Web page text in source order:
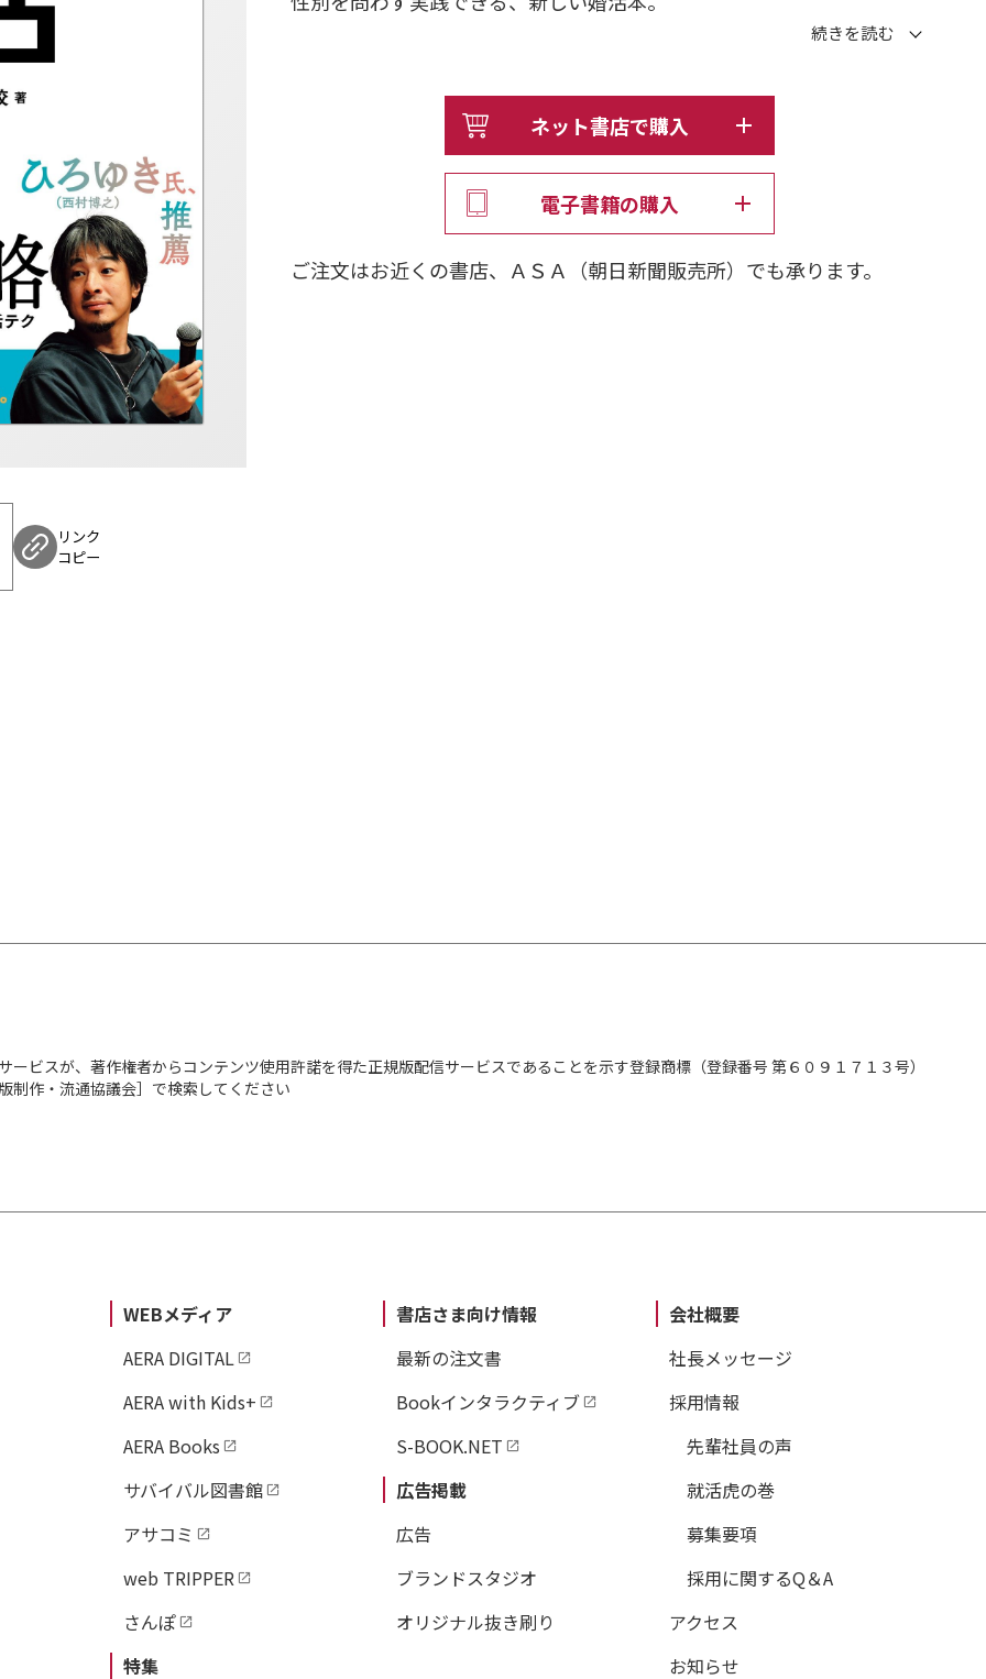
リンク
コピー
①「幸せが50年つづく結婚」を実現するための思考法が身につく
②今日から実践できる婚活テクニックがわかる
③マンガ＆会話で楽しく読める
④タイプ診断＆ワークシートで“自分に合う婚活”が明確に
ネット書店で購入
電子書籍の購入
ご注文はお近くの書店、ＡＳＡ（朝日新聞販売所）でも承ります。
ビスが、著作権者からコンテンツ使用許諾を得た正規版配信サービスであることを示す登録商標（登録番号 第６０９１７１３号）
制作・流通協議会］で検索してください
WEBメディア
AERA DIGITAL
AERA with Kids+
AERA Books
サバイバル図書館
アサコミ
web TRIPPER
さんぽ
特集
書店さま向け情報
最新の注文書
Bookインタラクティブ
S-BOOK.NET
広告掲載
広告
ブランドスタジオ
オリジナル抜き刷り
会社概要
社長メッセージ
採用情報
先輩社員の声
就活虎の巻
募集要項
採用に関するQ＆A
アクセス
お知らせ